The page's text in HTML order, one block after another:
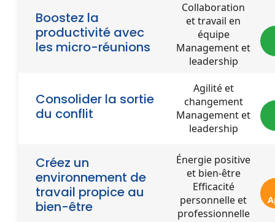
Boostez la
productivité avec
les micro-réunions
Collaboration
et travail en
équipe
Management et
leadership
Consolider la sortie
du conflit
Agilité et
changement
Management et
leadership
Créez un
environnement de
travail propice au
bien-être
Énergie positive
et bien-être
Efficacité
personnelle et
professionnelle